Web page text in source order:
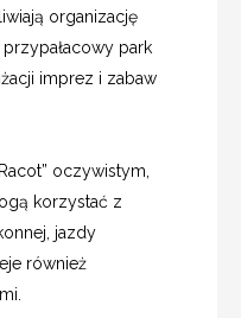
organizację
park
imprez i zabaw
oczywistym,
korzystać z
jazdy
również